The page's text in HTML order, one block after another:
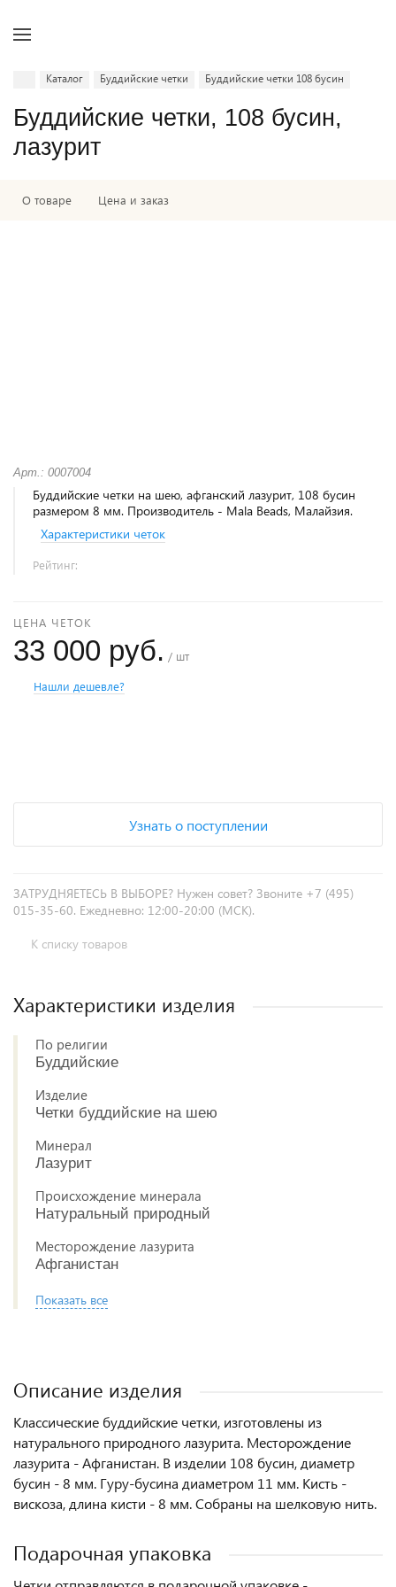
Каталог Буддийские четки Буддийские четки 108 бусин
Буддийские четки, 108 бусин,
лазурит
О товаре Цена и заказ
Арт.: 0007004
Буддийские четки на шею, афганский лазурит, 108 бусин
размером 8 мм. Производитель - Mala Beads, Малайзия.
Характеристики четок
Рейтинг:
ЦЕНА ЧЕТОК
33 000 руб. / шт
Нашли дешевле?
Узнать о поступлении
ЗАТРУДНЯЕТЕСЬ В ВЫБОРЕ? Нужен совет? Звоните +7 (495)
015-35-60. Ежедневно: 12:00-20:00 (МСК).
К списку товаров
Характеристики изделия
По религии
Буддийские
Изделие
Четки буддийские на шею
Минерал
Лазурит
Происхождение минерала
Натуральный природный
Месторождение лазурита
Афганистан
Показать все
Описание изделия
Классические буддийские четки, изготовлены из
натурального природного лазурита. Месторождение
лазурита - Афганистан. В изделии 108 бусин, диаметр
бусин - 8 мм. Гуру-бусина диаметром 11 мм. Кисть -
вискоза, длина кисти - 8 мм. Собраны на шелковую нить.
Подарочная упаковка